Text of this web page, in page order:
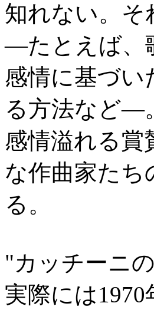
知れない。そ
—たとえば、
感情に基づい
る方法など—
感情溢れる賞
な作曲家た
る。
"カッチーニ
実際には